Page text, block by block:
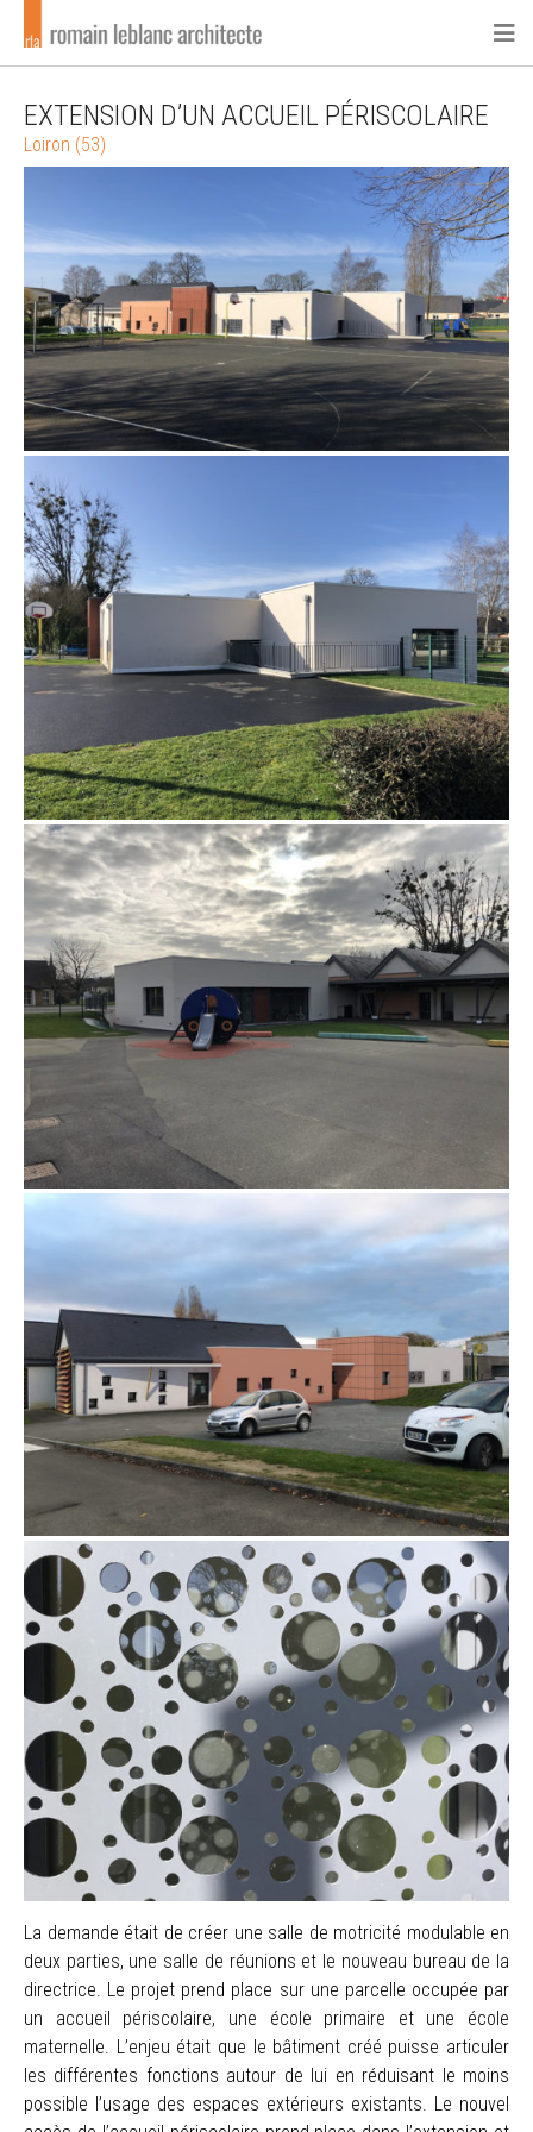
EXTENSION D’UN ACCUEIL PÉRISCOLAIRE
Loiron (53)
La demande était de créer une salle de motricité modulable en
deux parties, une salle de réunions et le nouveau bureau de la
directrice. Le projet prend place sur une parcelle occupée par
un accueil périscolaire, une école primaire et une école
maternelle. L’enjeu était que le bâtiment créé puisse articuler
les différentes fonctions autour de lui en réduisant le moins
possible l’usage des espaces extérieurs existants. Le nouvel